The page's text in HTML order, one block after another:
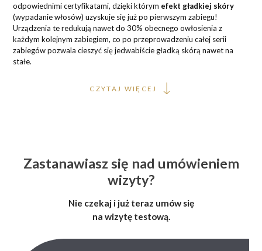
odpowiednimi certyfikatami, dzięki którym efekt gładkiej skóry
(wypadanie włosów) uzyskuje się już po pierwszym zabiegu!
Urządzenia te redukują nawet do 30% obecnego owłosienia z
każdym kolejnym zabiegiem, co po przeprowadzeniu całej serii
zabiegów pozwala cieszyć się jedwabiście gładką skórą nawet na
stałe.
CZYTAJ WIĘCEJ
Zastanawiasz się nad umówieniem
wizyty?
Nie czekaj i już teraz umów się
na wizytę testową.